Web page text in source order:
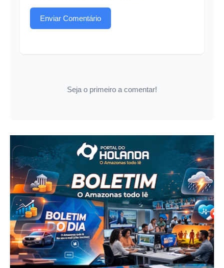
Enviar Comentário
Seja o primeiro a comentar!